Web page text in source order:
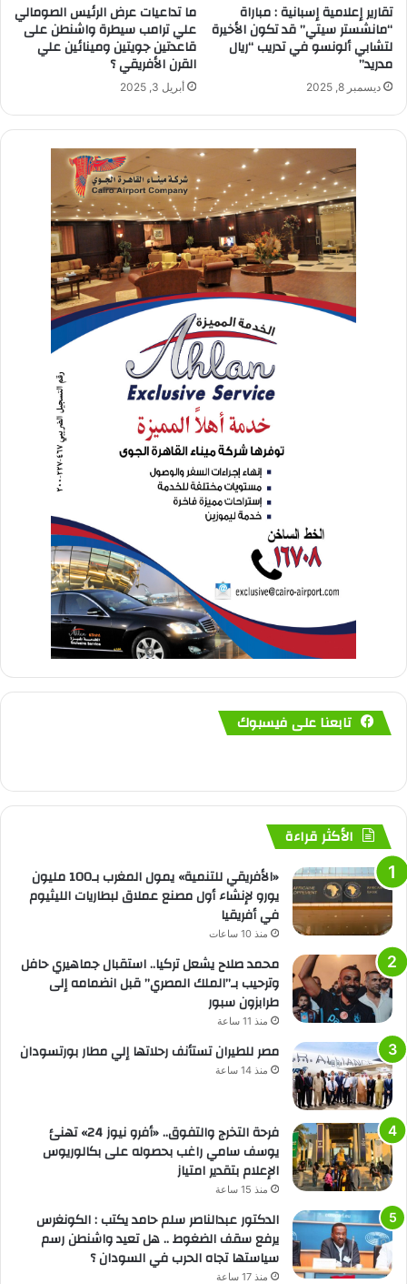
تقارير إعلامية إسبانية : مباراة
“مانشستر سيتي” قد تكون الأخيرة
لتشابي ألونسو في تدريب “ريال
مدريد”
ديسمبر 8, 2025
ما تداعيات عرض الرئيس الصومالي
علي ترامب سيطرة واشنطن على
قاعدتين جويتين ومينائين علي
القرن الأفريقي ؟
أبريل 3, 2025
تابعنا على فيسبوك
الأكثر قراءة
«الأفريقي للتنمية» يمول المغرب بـ100 مليون
يورو لإنشاء أول مصنع عملاق لبطاريات الليثيوم
في أفريقيا
منذ 10 ساعات
محمد صلاح يشعل تركيا.. استقبال جماهيري حافل
وترحيب بـ”الملك المصري” قبل انضمامه إلى
طرابزون سبور
منذ 11 ساعة
مصر للطيران تستأنف رحلاتها إلي مطار بورتسودان
منذ 14 ساعة
فرحة التخرج والتفوق.. «أفرو نيوز 24» تهنئ
يوسف سامي راغب بحصوله على بكالوريوس
الإعلام بتقدير امتياز
منذ 15 ساعة
الدكتور عبدالناصر سلم حامد يكتب : الكونغرس
يرفع سقف الضغوط .. هل تعيد واشنطن رسم
سياستها تجاه الحرب في السودان ؟
منذ 17 ساعة